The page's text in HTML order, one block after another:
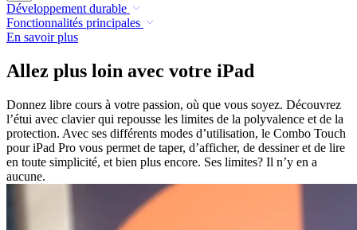
Développement durable
Fonctionnalités principales
En savoir plus
Allez plus loin avec votre iPad
Donnez libre cours à votre passion, où que vous soyez. Découvrez
l’étui avec clavier qui repousse les limites de la polyvalence et de la
protection. Avec ses différents modes d’utilisation, le Combo Touch
pour iPad Pro vous permet de taper, d’afficher, de dessiner et de lire
en toute simplicité, et bien plus encore. Ses limites? Il n’y en a
aucune.